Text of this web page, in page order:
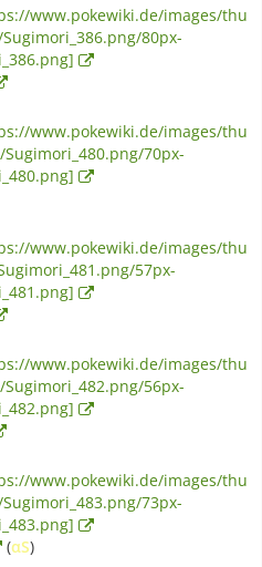
www.pokewiki.de/images/thu
80px-
www.pokewiki.de/images/thu
70px-
www.pokewiki.de/images/thu
57px-
www.pokewiki.de/images/thu
56px-
www.pokewiki.de/images/thu
73px-
(αS)